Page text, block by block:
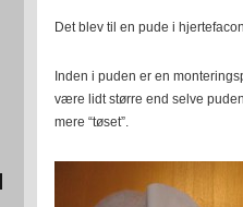
Det blev til en pude i
Inden i puden er en
være lidt større end selve
mere “tøset”.